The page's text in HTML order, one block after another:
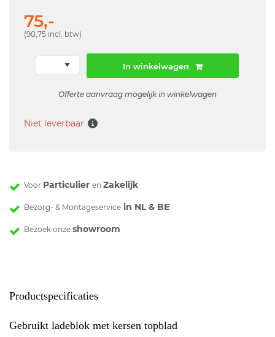
75,-
(90,75 incl. btw)
In winkelwagen
Offerte aanvraag mogelijk in winkelwagen
Niet leverbaar
Voor Particulier en Zakelijk
Bezorg- & Montageservice in NL & BE
Bezoek onze showroom
Productspecificaties
Gebruikt ladeblok met kersen topblad